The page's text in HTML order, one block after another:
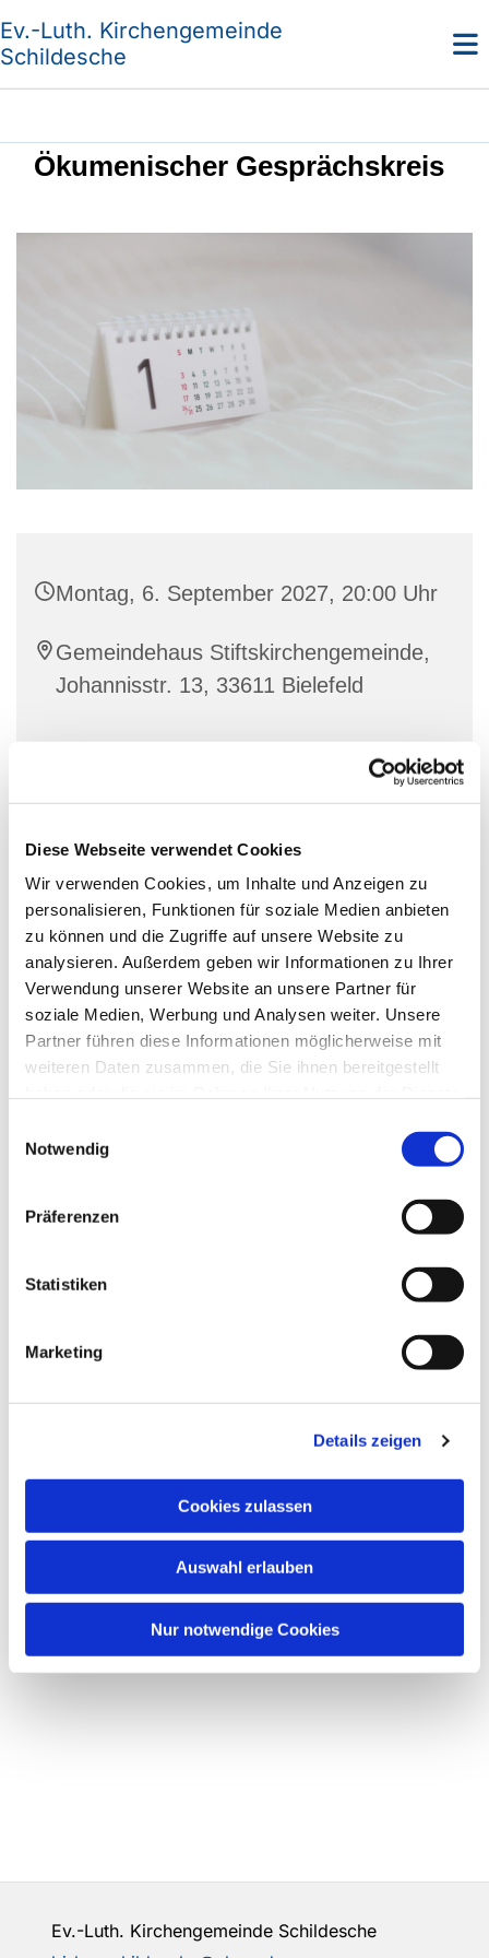
Diese Webseite verwendet Cookies
Wir verwenden Cookies, um Inhalte und Anzeigen zu
personalisieren, Funktionen für soziale Medien anbieten
zu können und die Zugriffe auf unsere Website zu
analysieren. Außerdem geben wir Informationen zu Ihrer
Verwendung unserer Website an unsere Partner für
soziale Medien, Werbung und Analysen weiter. Unsere
Partner führen diese Informationen möglicherweise mit
weiteren Daten zusammen, die Sie ihnen bereitgestellt
Notwendig
Präferenzen
Statistiken
Marketing
Details zeigen
Cookies zulassen
Auswahl erlauben
Nur notwendige Cookies
Ev.-Luth. Kirchengemeinde
Schildesche
Ökumenischer Gesprächskreis
Montag, 6. September 2027, 20:00 Uhr
Gemeindehaus Stiftskirchengemeinde,
Johannisstr. 13, 33611 Bielefeld
Ev.-Luth. Kirchengemeinde Schildesche